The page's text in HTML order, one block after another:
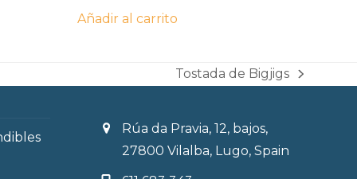
Añadir al carrito
next
Tostada de Bigjigs
Rúa da Pravia, 12, bajos,
27800 Vilalba, Lugo, Spain